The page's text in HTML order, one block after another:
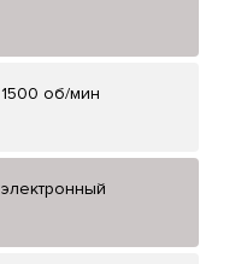
1500 об/мин
электронный